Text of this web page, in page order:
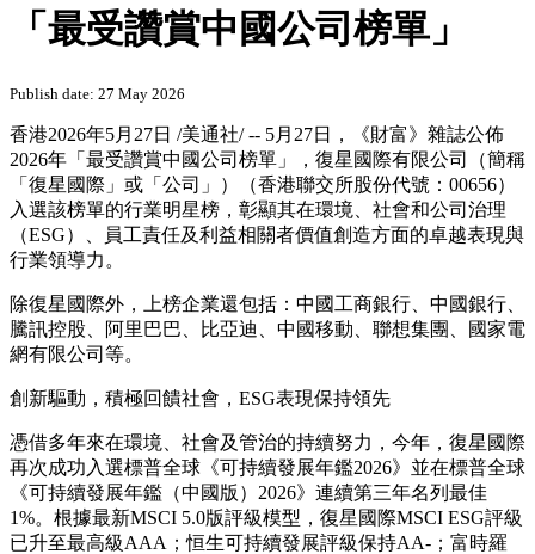
「最受讚賞中國公司榜單」
Publish date: 27 May 2026
香港2026年5月27日 /美通社/ -- 5月27日，
《財富》雜誌公佈
2026年「最受讚賞中國公司榜單」，復星國際有限公司（簡稱
「復星國際」或「公司」）（香港聯交所股份代號：00656）
入選該榜單的行業明星榜，彰顯其在環境、社會和公司治理
（ESG）、員工責任及利益相關者價值創造方面的卓越表現與
行業領導力。
除復星國際外，上榜企業還包括：中國工商銀行、中國銀行、
騰訊控股、阿里巴巴、比亞迪、中國移動、聯想集團、國家電
網有限公司等。
創新驅動，積極回饋社會，ESG表現保持領先
憑借多年來在環境、社會及管治的持續努力，今年，復星國際
再次成功入選標普全球《可持續發展年鑑2026》並在標普全球
《可持續發展年鑑（中國版）2026》連續第三年名列最佳
1%。根據最新MSCI 5.0版評級模型，復星國際MSCI ESG評級
已升至最高級AAA；恒生可持續發展評級保持AA-；富時羅